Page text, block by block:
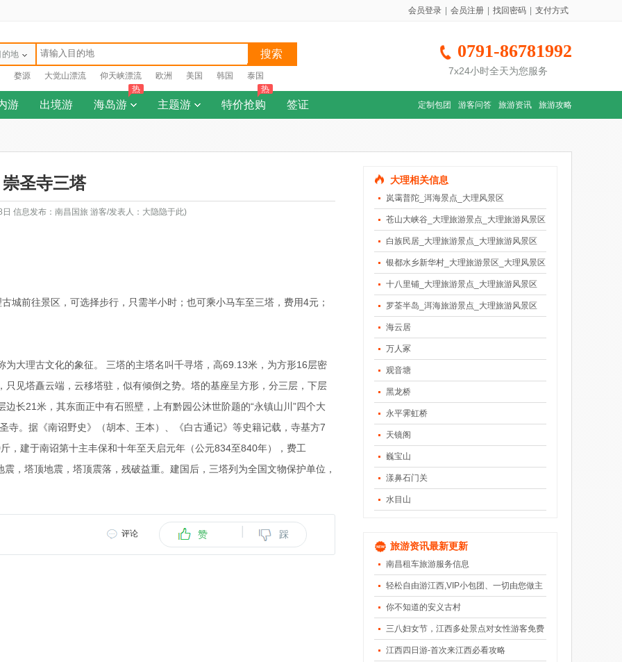
会员登录 会员注册 找回密码 支付方式
的地 搜索
婺源 大觉山漂流 仰天峡漂流 欧洲 美国 韩国 泰国
0791-86781992
7x24小时全天为您服务
游 出境游 海岛游
热
主题游 特价抢购
热
签证 定制包团 游客问答 旅游资讯 旅游攻略
崇圣寺三塔
信息发布：南昌国旅 游客/发表人：大隐隐于此)
城前往景区，可选择步行，只需半小时；也可乘小马车至三塔，费用4元；
大理古文化的象征。 三塔的主塔名叫千寻塔，高69.13米，为方形16层密
见塔矗云端，云移塔驻，似有倾倒之势。塔的基座呈方形，分三层，下层
长21米，其东面正中有石照壁，上有黔园公沐世阶题的“永镇山川”四个大
寺。据《南诏野史》（胡本、王本）、《白古通记》等史籍记载，寺基方7
，建于南诏第十主丰保和十年至天启元年（公元834至840年），费工
，塔顶地震，塔顶震落，残破益重。建国后，三塔列为全国文物保护单位，
赞 踩
评论
大理相关信息
岚霭普陀_洱海景点_大理风景区
苍山大峡谷_大理旅游景点_大理旅游风景区
白族民居_大理旅游景点_大理旅游风景区
银都水乡新华村_大理旅游景区_大理风景区
十八里铺_大理旅游景点_大理旅游风景区
罗荃半岛_洱海旅游景点_大理旅游风景区
海云居
万人冢
观音塘
黑龙桥
永平霁虹桥
天镜阁
巍宝山
漾鼻石门关
水目山
旅游资讯最新更新
南昌租车旅游服务信息
轻松自由游江西,VIP小包团、一切由您做主
你不知道的安义古村
三八妇女节，江西多处景点对女性游客免费
江西四日游-首次来江西必看攻略